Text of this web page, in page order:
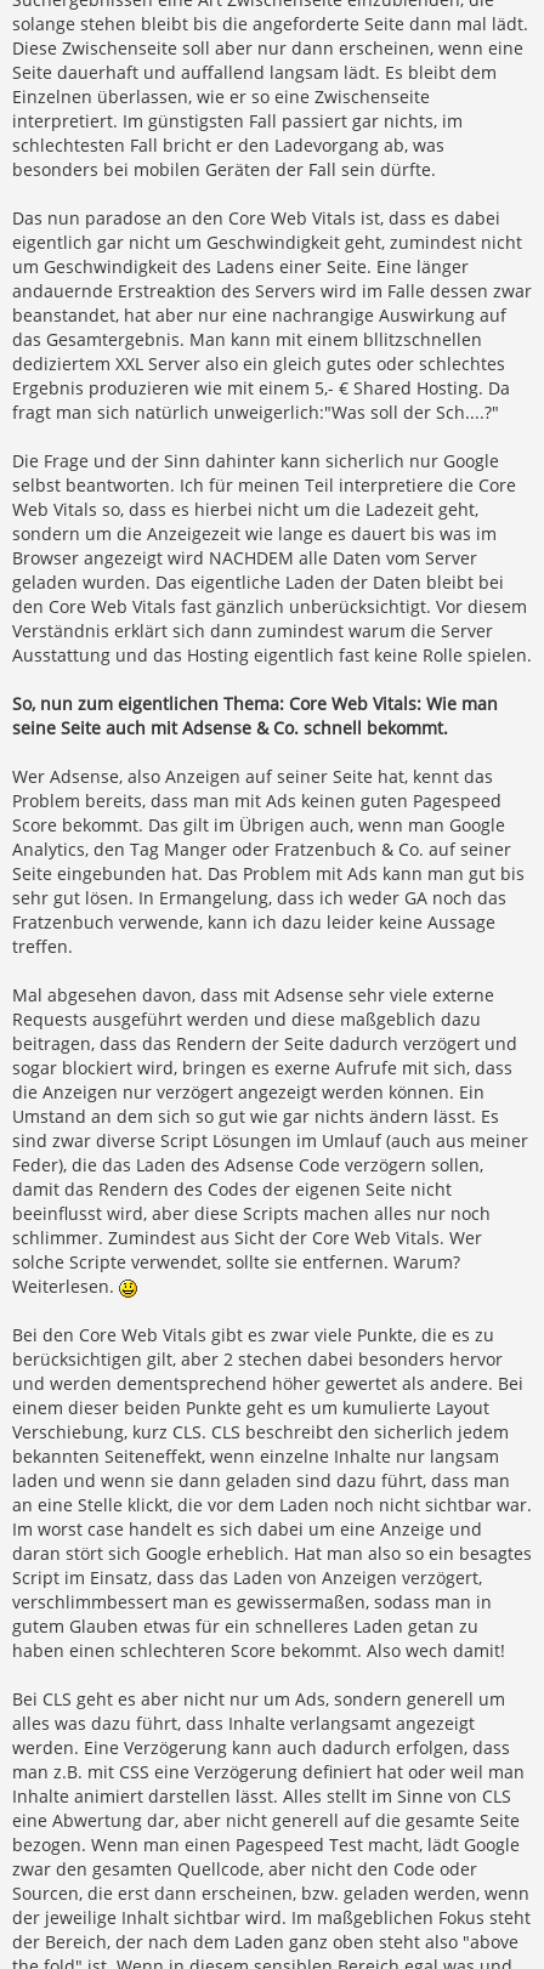
solange stehen bleibt bis die angeforderte Seite dann mal lädt.
Diese Zwischenseite soll aber nur dann erscheinen, wenn eine
Seite dauerhaft und auffallend langsam lädt. Es bleibt dem
Einzelnen überlassen, wie er so eine Zwischenseite
interpretiert. Im günstigsten Fall passiert gar nichts, im
schlechtesten Fall bricht er den Ladevorgang ab, was
besonders bei mobilen Geräten der Fall sein dürfte.
Das nun paradose an den Core Web Vitals ist, dass es dabei
eigentlich gar nicht um Geschwindigkeit geht, zumindest nicht
um Geschwindigkeit des Ladens einer Seite. Eine länger
andauernde Erstreaktion des Servers wird im Falle dessen zwar
beanstandet, hat aber nur eine nachrangige Auswirkung auf
das Gesamtergebnis. Man kann mit einem bllitzschnellen
dediziertem XXL Server also ein gleich gutes oder schlechtes
Ergebnis produzieren wie mit einem 5,- € Shared Hosting. Da
fragt man sich natürlich unweigerlich:"Was soll der Sch....?"
Die Frage und der Sinn dahinter kann sicherlich nur Google
selbst beantworten. Ich für meinen Teil interpretiere die Core
Web Vitals so, dass es hierbei nicht um die Ladezeit geht,
sondern um die Anzeigezeit wie lange es dauert bis was im
Browser angezeigt wird NACHDEM alle Daten vom Server
geladen wurden. Das eigentliche Laden der Daten bleibt bei
den Core Web Vitals fast gänzlich unberücksichtigt. Vor diesem
Verständnis erklärt sich dann zumindest warum die Server
Ausstattung und das Hosting eigentlich fast keine Rolle spielen.
So, nun zum eigentlichen Thema: Core Web Vitals: Wie man
seine Seite auch mit Adsense & Co. schnell bekommt.
Wer Adsense, also Anzeigen auf seiner Seite hat, kennt das
Problem bereits, dass man mit Ads keinen guten Pagespeed
Score bekommt. Das gilt im Übrigen auch, wenn man Google
Analytics, den Tag Manger oder Fratzenbuch & Co. auf seiner
Seite eingebunden hat. Das Problem mit Ads kann man gut bis
sehr gut lösen. In Ermangelung, dass ich weder GA noch das
Fratzenbuch verwende, kann ich dazu leider keine Aussage
treffen.
Mal abgesehen davon, dass mit Adsense sehr viele externe
Requests ausgeführt werden und diese maßgeblich dazu
beitragen, dass das Rendern der Seite dadurch verzögert und
sogar blockiert wird, bringen es exerne Aufrufe mit sich, dass
die Anzeigen nur verzögert angezeigt werden können. Ein
Umstand an dem sich so gut wie gar nichts ändern lässt. Es
sind zwar diverse Script Lösungen im Umlauf (auch aus meiner
Feder), die das Laden des Adsense Code verzögern sollen,
damit das Rendern des Codes der eigenen Seite nicht
beeinflusst wird, aber diese Scripts machen alles nur noch
schlimmer. Zumindest aus Sicht der Core Web Vitals. Wer
solche Scripte verwendet, sollte sie entfernen. Warum?
Weiterlesen.
Bei den Core Web Vitals gibt es zwar viele Punkte, die es zu
berücksichtigen gilt, aber 2 stechen dabei besonders hervor
und werden dementsprechend höher gewertet als andere. Bei
einem dieser beiden Punkte geht es um kumulierte Layout
Verschiebung, kurz CLS. CLS beschreibt den sicherlich jedem
bekannten Seiteneffekt, wenn einzelne Inhalte nur langsam
laden und wenn sie dann geladen sind dazu führt, dass man
an eine Stelle klickt, die vor dem Laden noch nicht sichtbar war.
Im worst case handelt es sich dabei um eine Anzeige und
daran stört sich Google erheblich. Hat man also so ein besagtes
Script im Einsatz, dass das Laden von Anzeigen verzögert,
verschlimmbessert man es gewissermaßen, sodass man in
gutem Glauben etwas für ein schnelleres Laden getan zu
haben einen schlechteren Score bekommt. Also wech damit!
Bei CLS geht es aber nicht nur um Ads, sondern generell um
alles was dazu führt, dass Inhalte verlangsamt angezeigt
werden. Eine Verzögerung kann auch dadurch erfolgen, dass
man z.B. mit CSS eine Verzögerung definiert hat oder weil man
Inhalte animiert darstellen lässt. Alles stellt im Sinne von CLS
eine Abwertung dar, aber nicht generell auf die gesamte Seite
bezogen. Wenn man einen Pagespeed Test macht, lädt Google
zwar den gesamten Quellcode, aber nicht den Code oder
Sourcen, die erst dann erscheinen, bzw. geladen werden, wenn
der jeweilige Inhalt sichtbar wird. Im maßgeblichen Fokus steht
der Bereich, der nach dem Laden ganz oben steht also "above